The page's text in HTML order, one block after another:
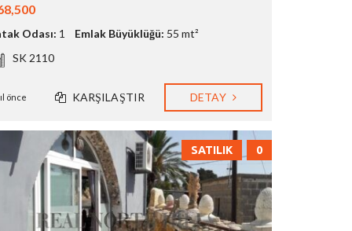
Odası: 1 Emlak Büyüklüğü: 55 mt²
SK 2110
önce KARŞILAŞTIR DETAY
0
SATILIK